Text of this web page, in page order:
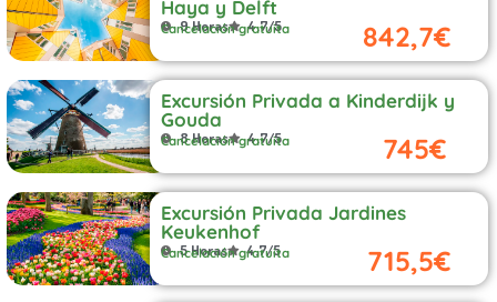
Haya y Delft
9 Horas 4.7/5
Cancelación gratuita 842,7€
Excursión Privada a Kinderdijk y
Gouda
8 Horas 4.7/5
Cancelación gratuita 745€
Excursión Privada Jardines
Keukenhof
5 Horas 4.7/5
Cancelación gratuita 715,5€